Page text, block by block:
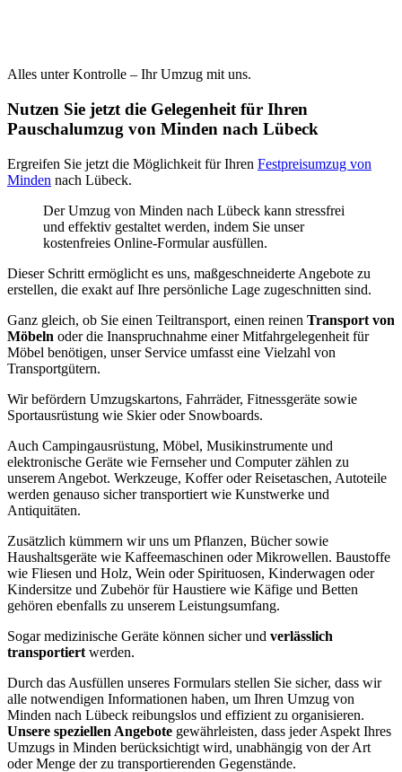
Alles unter Kontrolle – Ihr Umzug mit uns.
Nutzen Sie jetzt die Gelegenheit für Ihren
Pauschalumzug von Minden nach Lübeck
Ergreifen Sie jetzt die Möglichkeit für Ihren Festpreisumzug von
Minden nach Lübeck.
Der Umzug von Minden nach Lübeck kann stressfrei
und effektiv gestaltet werden, indem Sie unser
kostenfreies Online-Formular ausfüllen.
Dieser Schritt ermöglicht es uns, maßgeschneiderte Angebote zu
erstellen, die exakt auf Ihre persönliche Lage zugeschnitten sind.
Ganz gleich, ob Sie einen Teiltransport, einen reinen Transport von
Möbeln oder die Inanspruchnahme einer Mitfahrgelegenheit für
Möbel benötigen, unser Service umfasst eine Vielzahl von
Transportgütern.
Wir befördern Umzugskartons, Fahrräder, Fitnessgeräte sowie
Sportausrüstung wie Skier oder Snowboards.
Auch Campingausrüstung, Möbel, Musikinstrumente und
elektronische Geräte wie Fernseher und Computer zählen zu
unserem Angebot. Werkzeuge, Koffer oder Reisetaschen, Autoteile
werden genauso sicher transportiert wie Kunstwerke und
Antiquitäten.
Zusätzlich kümmern wir uns um Pflanzen, Bücher sowie
Haushaltsgeräte wie Kaffeemaschinen oder Mikrowellen. Baustoffe
wie Fliesen und Holz, Wein oder Spirituosen, Kinderwagen oder
Kindersitze und Zubehör für Haustiere wie Käfige und Betten
gehören ebenfalls zu unserem Leistungsumfang.
Sogar medizinische Geräte können sicher und verlässlich
transportiert werden.
Durch das Ausfüllen unseres Formulars stellen Sie sicher, dass wir
alle notwendigen Informationen haben, um Ihren Umzug von
Minden nach Lübeck reibungslos und effizient zu organisieren.
Unsere speziellen Angebote gewährleisten, dass jeder Aspekt Ihres
Umzugs in Minden berücksichtigt wird, unabhängig von der Art
oder Menge der zu transportierenden Gegenstände.